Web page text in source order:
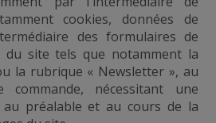
cookies, données de
des formulaires de
du site tels que notamment la
la rubrique « Newsletter », au
nécessitant une
préalable et au cours de la